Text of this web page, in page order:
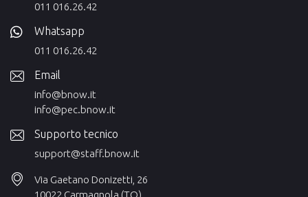
011 016.26.42
Whatsapp
011 016.26.42
Email
info@bnow.it
info@pec.bnow.it
Supporto tecnico
support@staff.bnow.it
Via Gaetano Donizetti, 26